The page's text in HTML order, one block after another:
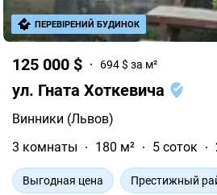
125 000 $ 694 $ за м²
ул. Гната Хоткевича
Винники (Львов)
3 комнаты
180 м² 5 соток
Выгодная цена Престижный
ПЕРЕВІРЕНИЙ БУДИНОК